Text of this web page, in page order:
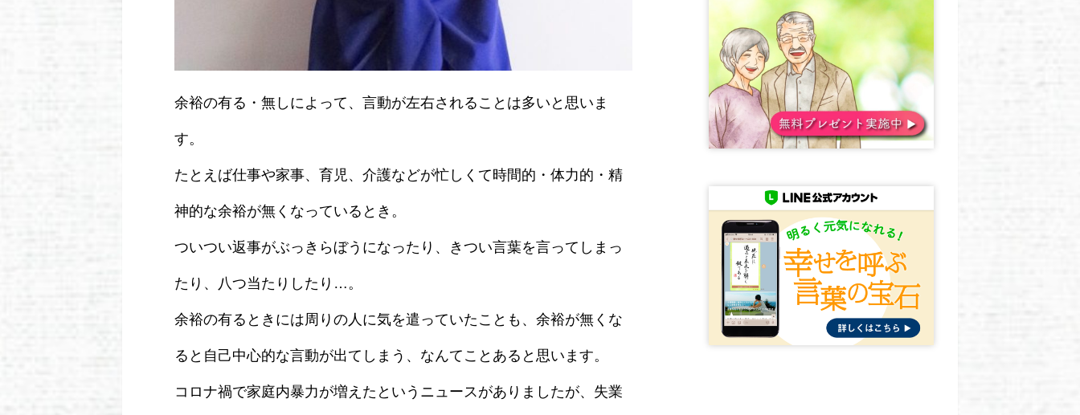
余裕の有る・無しによって、言動が左右されることは多いと思いま
す。
たとえば仕事や家事、育児、介護などが忙しくて時間的・体力的・精
神的な余裕が無くなっているとき。
ついつい返事がぶっきらぼうになったり、きつい言葉を言ってしまっ
たり、八つ当たりしたり…。
余裕の有るときには周りの人に気を遣っていたことも、余裕が無くな
ると自己中心的な言動が出てしまう、なんてことあると思います。
コロナ禍で家庭内暴力が増えたというニュースがありましたが、失業